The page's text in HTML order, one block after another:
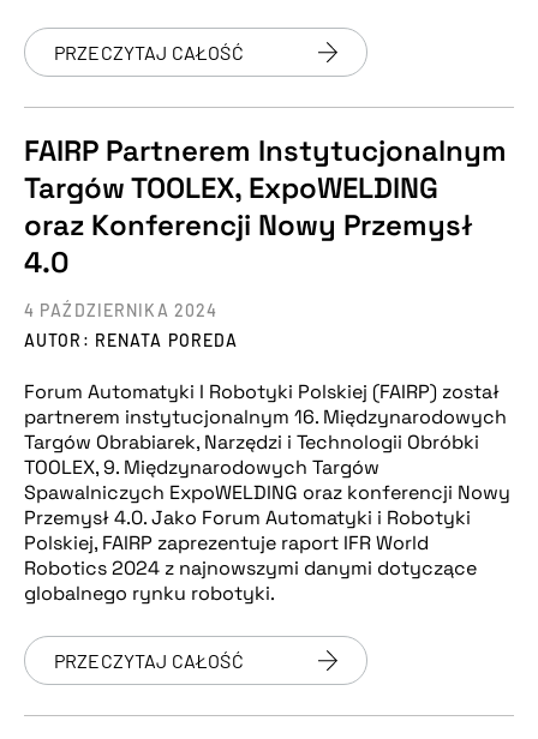
PRZECZYTAJ CAŁOŚĆ
FAIRP Partnerem Instytucjonalnym
Targów TOOLEX, ExpoWELDING
oraz Konferencji Nowy Przemysł
4.0
AUTOR: RENATA POREDA
4 PAŹDZIERNIKA 2024
Forum Automatyki I Robotyki Polskiej (FAIRP) został
partnerem instytucjonalnym 16. Międzynarodowych
Targów Obrabiarek, Narzędzi i Technologii Obróbki
TOOLEX, 9. Międzynarodowych Targów
Spawalniczych ExpoWELDING oraz konferencji Nowy
Przemysł 4.0. Jako Forum Automatyki i Robotyki
Polskiej, FAIRP zaprezentuje raport IFR World
Robotics 2024 z najnowszymi danymi dotyczące
globalnego rynku robotyki.
PRZECZYTAJ CAŁOŚĆ